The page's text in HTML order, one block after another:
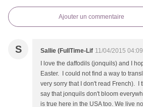
Ajouter un commentaire
S Sallie (FullTime-Lif 11/04/2015 04:09
I love the daffodils (jonquils) and I
Easter. I could not find a way to
very sorry that I don't read French). I
say that jonquils don't bloom
is true here in the USA too. We live